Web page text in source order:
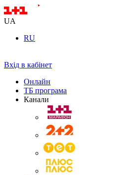
UA
RU
Вхід в кабінет
Онлайн
ТБ програма
Канали